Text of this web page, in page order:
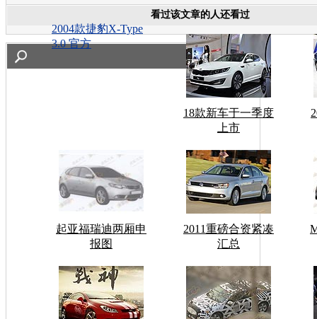
2004款捷豹X-Type
3.0 官方
看过该文章的人还看过
18款新车于一季度
上市
起亚福瑞迪两厢申
报图
2011重磅合资紧凑
汇总